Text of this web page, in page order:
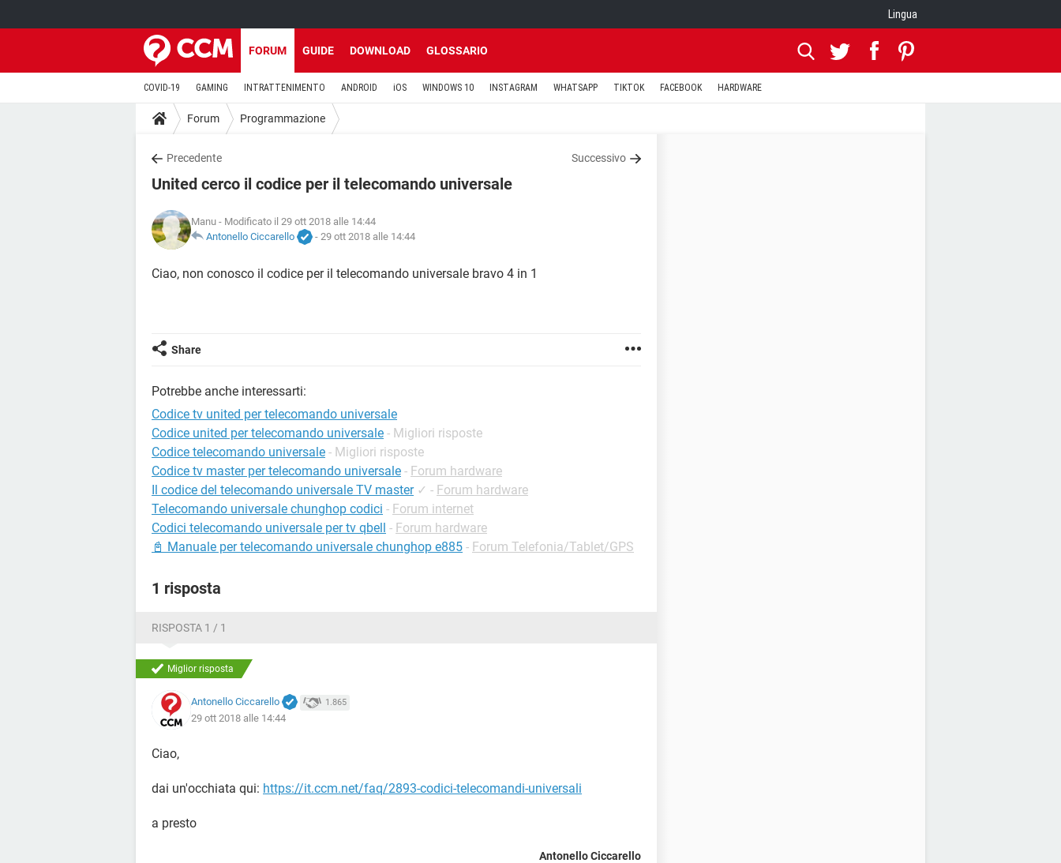
Lingua
FORUM GUIDE DOWNLOAD GLOSSARIO
COVID-19 GAMING INTRATTENIMENTO ANDROID iOS WINDOWS 10 INSTAGRAM WHATSAPP TIKTOK FACEBOOK HARDWARE
Forum Programmazione
Precedente Successivo
United cerco il codice per il telecomando universale
Manu - Modificato il 29 ott 2018 alle 14:44
Antonello Ciccarello
- 29 ott 2018 alle 14:44
Ciao, non conosco il codice per il telecomando universale bravo 4 in 1
Share
Potrebbe anche interessarti:
Codice tv united per telecomando universale
Codice united per telecomando universale - Migliori risposte
Codice telecomando universale - Migliori risposte
Codice tv master per telecomando universale - Forum hardware
Il codice del telecomando universale TV master ✓ - Forum hardware
Telecomando universale chunghop codici - Forum internet
Codici telecomando universale per tv qbell - Forum hardware
📓 Manuale per telecomando universale chunghop e885 - Forum Telefonia/Tablet/GPS
1 risposta
RISPOSTA 1 / 1
Miglior risposta
Antonello Ciccarello 1.865
29 ott 2018 alle 14:44
Ciao,
dai un'occhiata qui: https://it.ccm.net/faq/2893-codici-telecomandi-universali
a presto
Antonello Ciccarello